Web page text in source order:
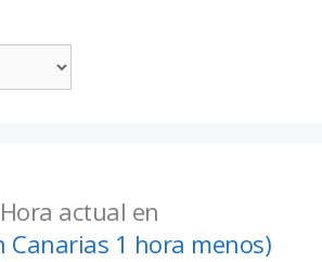
Hora actual en
Canarias 1 hora menos)